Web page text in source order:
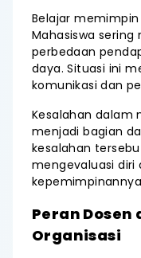
Belajar
Mahasiswa
perbedaan
daya. Situasi ini
komunikasi dan
Kesalahan dalam
menjadi bagian
kesalahan
mengevaluasi diri
Peran Dosen
Organisasi